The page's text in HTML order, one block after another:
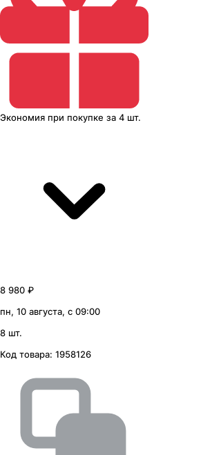
Экономия при покупке за 4 шт.
8 980 ₽
пн, 10 августа, с 09:00
8 шт.
Код товара: 1958126